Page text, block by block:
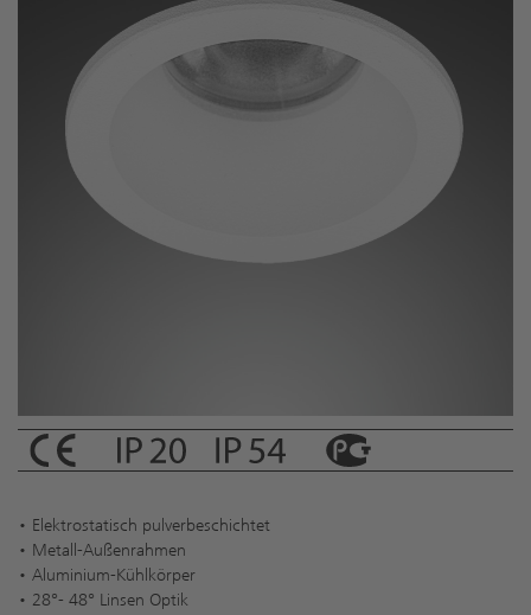
• Elektrostatisch pulverbeschichtet
• Metall-Außenrahmen
• Aluminium-Kühlkörper
• 28°- 48° Linsen Optik